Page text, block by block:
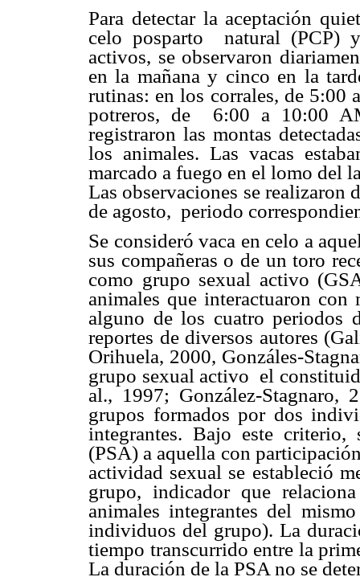
Para detectar la aceptación
celo posparto
natural (PCP)
activos, se observaron
en la mañana y cinco en la
rutinas: en los corrales, de
potreros, de
6:00 a 10:00
registraron las montas
los animales. Las vacas
marcado a fuego en el lomo del
Las observaciones se realizaron
de agosto, periodo
Se consideró vaca en celo a
sus compañeras o de un toro
como grupo sexual activo
animales que interactuaron
alguno de los cuatro periodos
reportes de diversos autores
Orihuela, 2000, Gonzáles-
grupo sexual activo el
al., 1997; González-Stagnaro,
grupos formados por dos
integrantes. Bajo este criterio,
(PSA) a aquella con
actividad sexual se estableció
grupo, indicador que
animales integrantes del
individuos del grupo). La
tiempo transcurrido entre la
La duración de la PSA no se